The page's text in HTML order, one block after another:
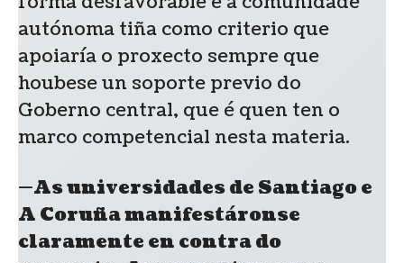
autónoma tiña como criterio que
apoiaría o proxecto sempre que
houbese un soporte previo do
Goberno central, que é quen ten o
marco competencial nesta materia.
—As universidades de Santiago e
A Coruña manifestáronse
claramente en contra do